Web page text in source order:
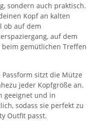
sondern auch praktisch.
Kopf an kalten
ob auf dem
auf dem
gemütlichen Treffen
sitzt die Mütze
jeder Kopfgröße an.
geeignet und in
sodass sie perfekt zu
Outfit passt.